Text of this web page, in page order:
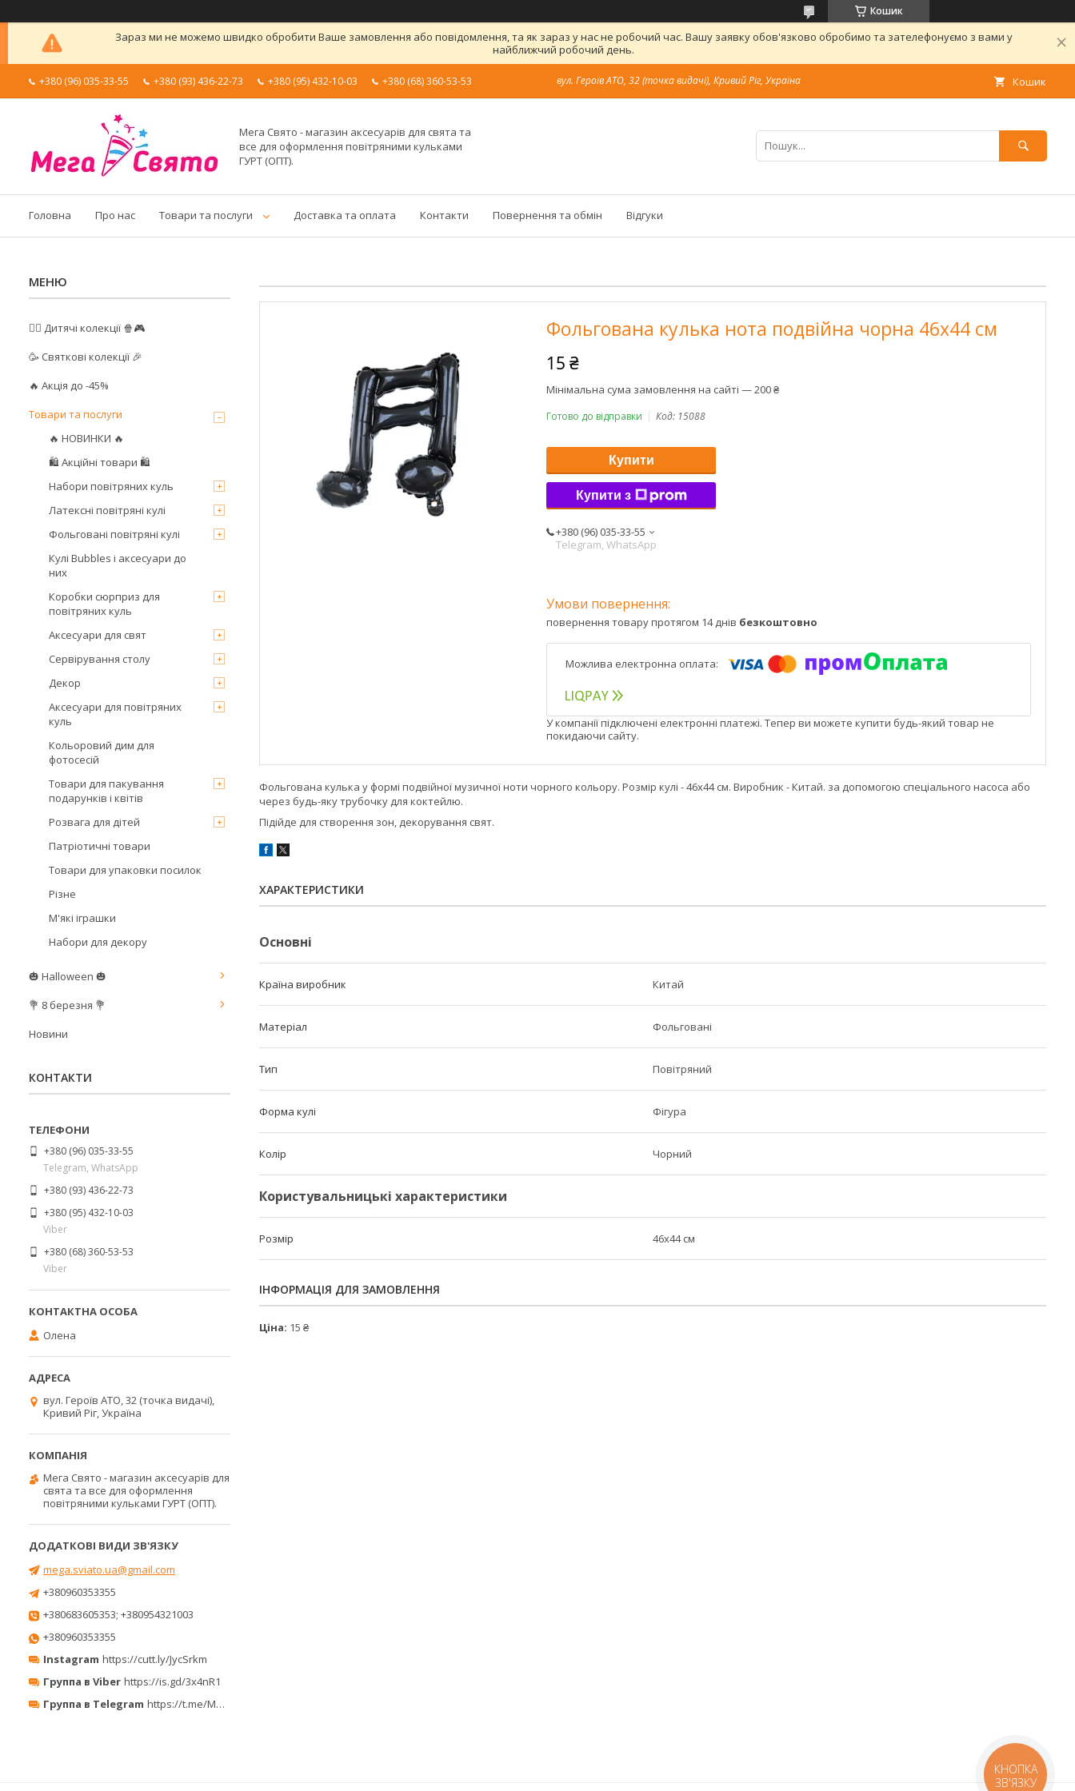
Кошик
Зараз ми не можемо швидко обробити Ваше замовлення або повідомлення, та як зараз у нас не робочий час. Вашу заявку обов'язково обробимо та зателефонуємо з вами у
найближчий робочий день.
+380 (96) 035-33-55 +380 (93) 436-22-73 +380 (95) 432-10-03 +380 (68) 360-53-53 вул. Героїв АТО, 32 (точка видачі), Кривий Ріг, Україна Кошик
Мега Свято - магазин аксесуарів для свята та
все для оформлення повітряними кульками
ГУРТ (ОПТ).
Головна Про нас Товари та послуги Доставка та оплата Контакти Повернення та обмін Відгуки
Фольгована кулька нота подвійна чорна 46х44 см
15 ₴
Мінімальна сума замовлення на сайті — 200 ₴
Готово до відправки Код: 15088
Купити
Купити з
+380 (96) 035-33-55
Telegram, WhatsApp
повернення товару протягом 14 днів безкоштовно
У компанії підключені електронні платежі. Тепер ви можете купити будь-який товар не
покидаючи сайту.
Фольгована кулька у формі подвійної музичної ноти чорного кольору. Розмір кулі - 46х44 см. Виробник - Китай. за допомогою спеціального насоса або
через будь-яку трубочку для коктейлю.
Підійде для створення зон, декорування свят.
ХАРАКТЕРИСТИКИ
Основні
Країна виробник Китай
Матеріал Фольговані
Тип Повітряний
Форма кулі Фігура
Колір Чорний
Користувальницькі характеристики
Розмір 46х44 см
ІНФОРМАЦІЯ ДЛЯ ЗАМОВЛЕННЯ
Ціна: 15 ₴
🦸‍♂️ Дитячі колекції 🍿🎮
🥳 Святкові колекції 🎉
🔥 Акція до -45%
Товари та послуги
🔥 НОВИНКИ 🔥
🛍 Акційні товари 🛍
Набори повітряних куль
Латексні повітряні кулі
Фольговані повітряні кулі
Кулі Bubbles і аксесуари до
них
Коробки сюрприз для
повітряних куль
Аксесуари для свят
Сервірування столу
Декор
Аксесуари для повітряних
куль
Кольоровий дим для
фотосесій
Товари для пакування
подарунків і квітів
Розвага для дітей
Патріотичні товари
Товари для упаковки посилок
Різне
М'які іграшки
Набори для декору
🎃 Halloween 🎃
💐 8 березня 💐
Новини
КОНТАКТИ
+380 (96) 035-33-55
Telegram, WhatsApp
+380 (93) 436-22-73
+380 (95) 432-10-03
Viber
+380 (68) 360-53-53
Viber
Олена
вул. Героїв АТО, 32 (точка видачі),
Кривий Ріг, Україна
Мега Свято - магазин аксесуарів для
свята та все для оформлення
повітряними кульками ГУРТ (ОПТ).
mega.sviato.ua@gmail.com
+380960353355
+380683605353; +380954321003
+380960353355
Instagram https://cutt.ly/JycSrkm
Группа в Viber https://is.gd/3x4nR1
Группа в Telegram https://t.me/MegaPrazdnikUA
КНОПКА
ЗВ'ЯЗКУ